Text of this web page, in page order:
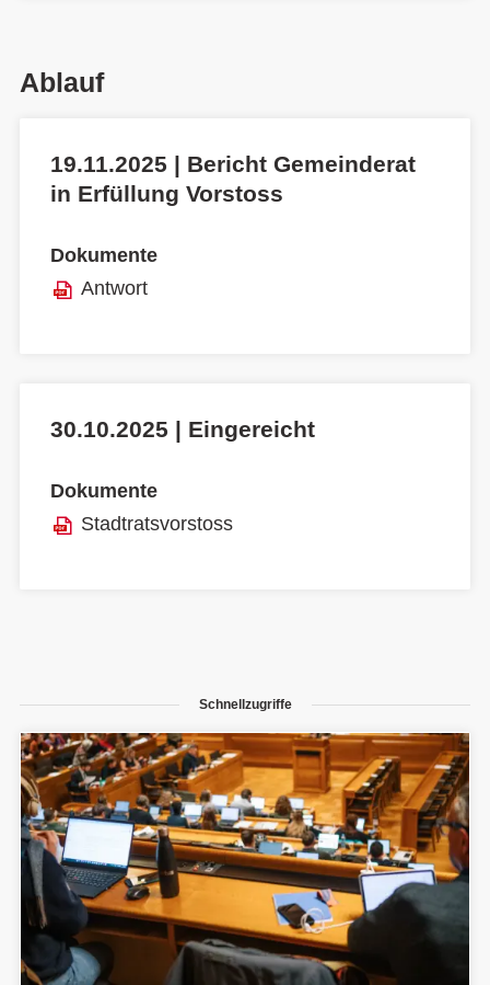
Ablauf
19.11.2025 | Bericht Gemeinderat
in Erfüllung Vorstoss
Dokumente
Antwort
30.10.2025 | Eingereicht
Dokumente
Stadtratsvorstoss
Schnellzugriffe